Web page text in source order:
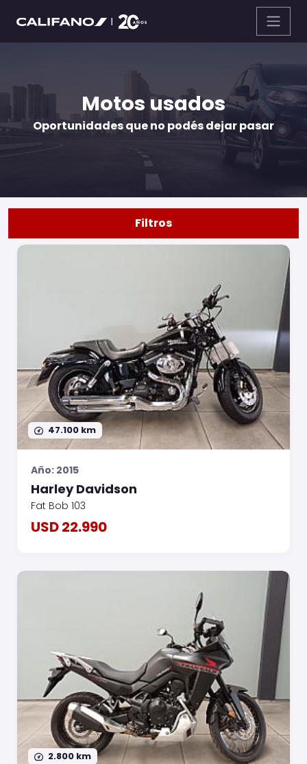
Motos usados
Oportunidades que no podés dejar pasar
Filtros
47.100 km
Año: 2015
Harley Davidson
Fat Bob 103
USD 22.990
2.800 km